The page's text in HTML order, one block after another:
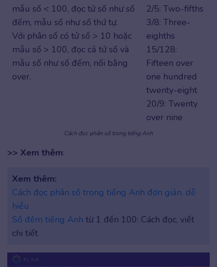
mẫu số < 100, đọc tử số như số
đếm, mẫu số như số thứ tự.
Với phân số có tử số > 10 hoặc
mẫu số > 100, đọc cả tử số và
mẫu số như số đếm, nối bằng
over.
2/5: Two-fifths
3/8: Three-
eighths
15/128:
Fifteen over
one hundred
twenty-eight
20/9: Twenty
over nine
Cách đọc phân số trong tiếng Anh
>> Xem thêm:
Xem thêm:
Cách đọc phân số trong tiếng Anh đơn giản, dễ
hiểu
Số đếm tiếng Anh từ 1 đến 100: Cách đọc, viết
chi tiết